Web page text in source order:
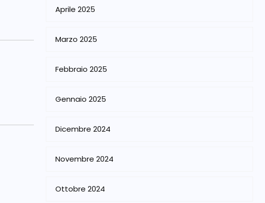
Aprile 2025
Marzo 2025
Febbraio 2025
Gennaio 2025
Dicembre 2024
Novembre 2024
Ottobre 2024